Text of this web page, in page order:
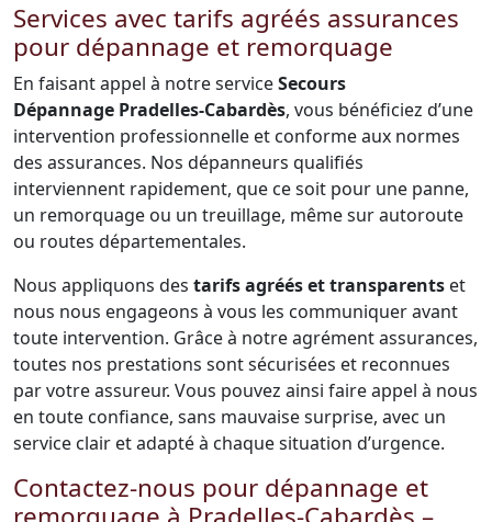
Services avec tarifs agréés assurances
pour dépannage et remorquage
En faisant appel à notre serviceSecours
Dépannage Pradelles-Cabardès, vous bénéficiez d’une
intervention professionnelle et conforme aux normes
des assurances. Nos dépanneurs qualifiés
interviennent rapidement, que ce soit pour une panne,
un remorquage ou un treuillage, même sur autoroute
ou routes départementales.
Nous appliquons des tarifs agréés et transparents et
nous nous engageons à vous les communiquer avant
toute intervention. Grâce à notre agrément assurances,
toutes nos prestations sont sécurisées et reconnues
par votre assureur. Vous pouvez ainsi faire appel à nous
en toute confiance, sans mauvaise surprise, avec un
service clair et adapté à chaque situation d’urgence.
Contactez-nous pour dépannage et